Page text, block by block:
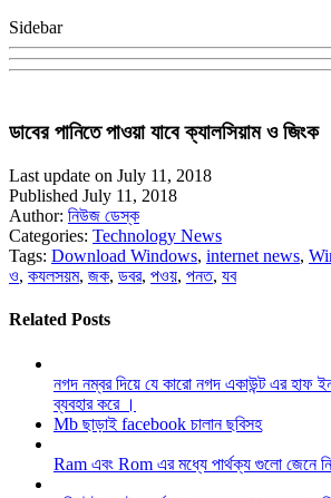
Sidebar
ডাবের পানিতে পাওয়া যাবে ক্যালসিয়াম ও জিংক
Last update on July 11, 2018
Published July 11, 2018
Author: নিউজ ডেস্ক
Categories: Technology News
Tags: Download Windows, internet news,
ও, কযলসয়ম, জক, ডবর, পওয়, পনত, যব
Related Posts
নগদ নম্বর দিয়ে যে কারো নগদ একাউন্ট এর হাফ
ব্যবহার করে ।
Mb ছাড়াই facebook চালান ছবিসহ
Ram এবং Rom এর মধ্যে পার্থক্য গুলো জেনে